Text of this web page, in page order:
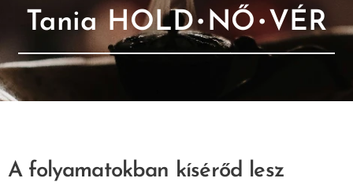
Tania HOLD• NŐ• VÉR
A folyamatokban kísérőd lesz